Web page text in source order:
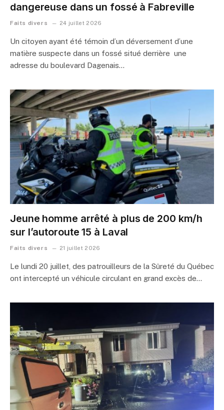
dangereuse dans un fossé à Fabreville
Faits divers 24 juillet 2026
Un citoyen ayant été témoin d’un déversement d’une
matière suspecte dans un fossé situé derrière une
adresse du boulevard Dagenais…
Jeune homme arrêté à plus de 200 km/h
sur l’autoroute 15 à Laval
Faits divers 21 juillet 2026
Le lundi 20 juillet, des patrouilleurs de la Sûreté du Québec
ont intercepté un véhicule circulant en grand excès de…